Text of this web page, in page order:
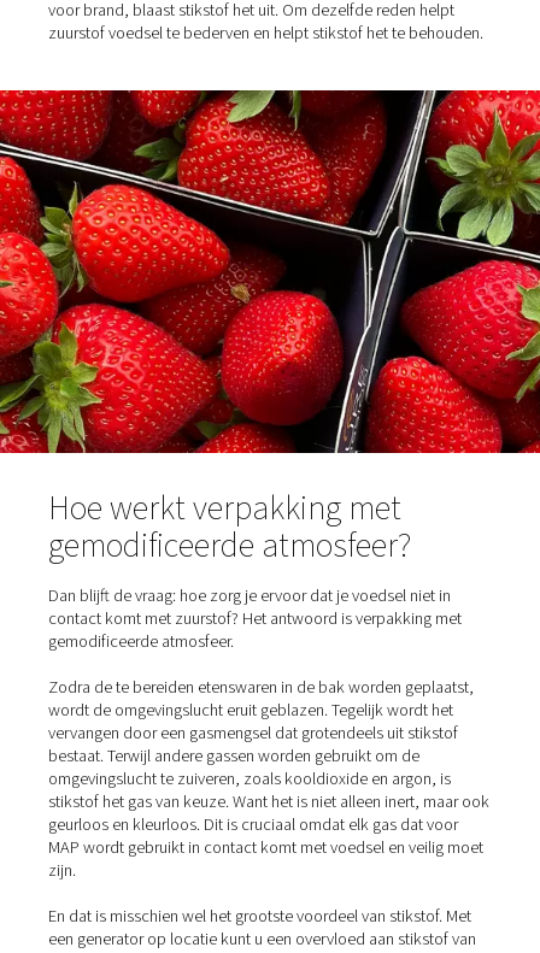
Zuurstof is een zeer reactief gas. Zoals de naam al
chemische verbindingen vormt. Hoewel dit geweldig is
sommige chemische processen, zoals het aansteken
branden, is het niet goed voor voedsel. Hier kan
schade veroorzaken en de groei van micro-organismen
stimuleren.
Stikstof daarentegen is een inert gas. Dit betekent dat
voorkomt dat chemische reacties plaatsvinden omdat
reageert met andere moleculen. Dus terwijl zuurstof
voor brand, blaast stikstof het uit. Om dezelfde reden
zuurstof voedsel te bederven en helpt stikstof het te